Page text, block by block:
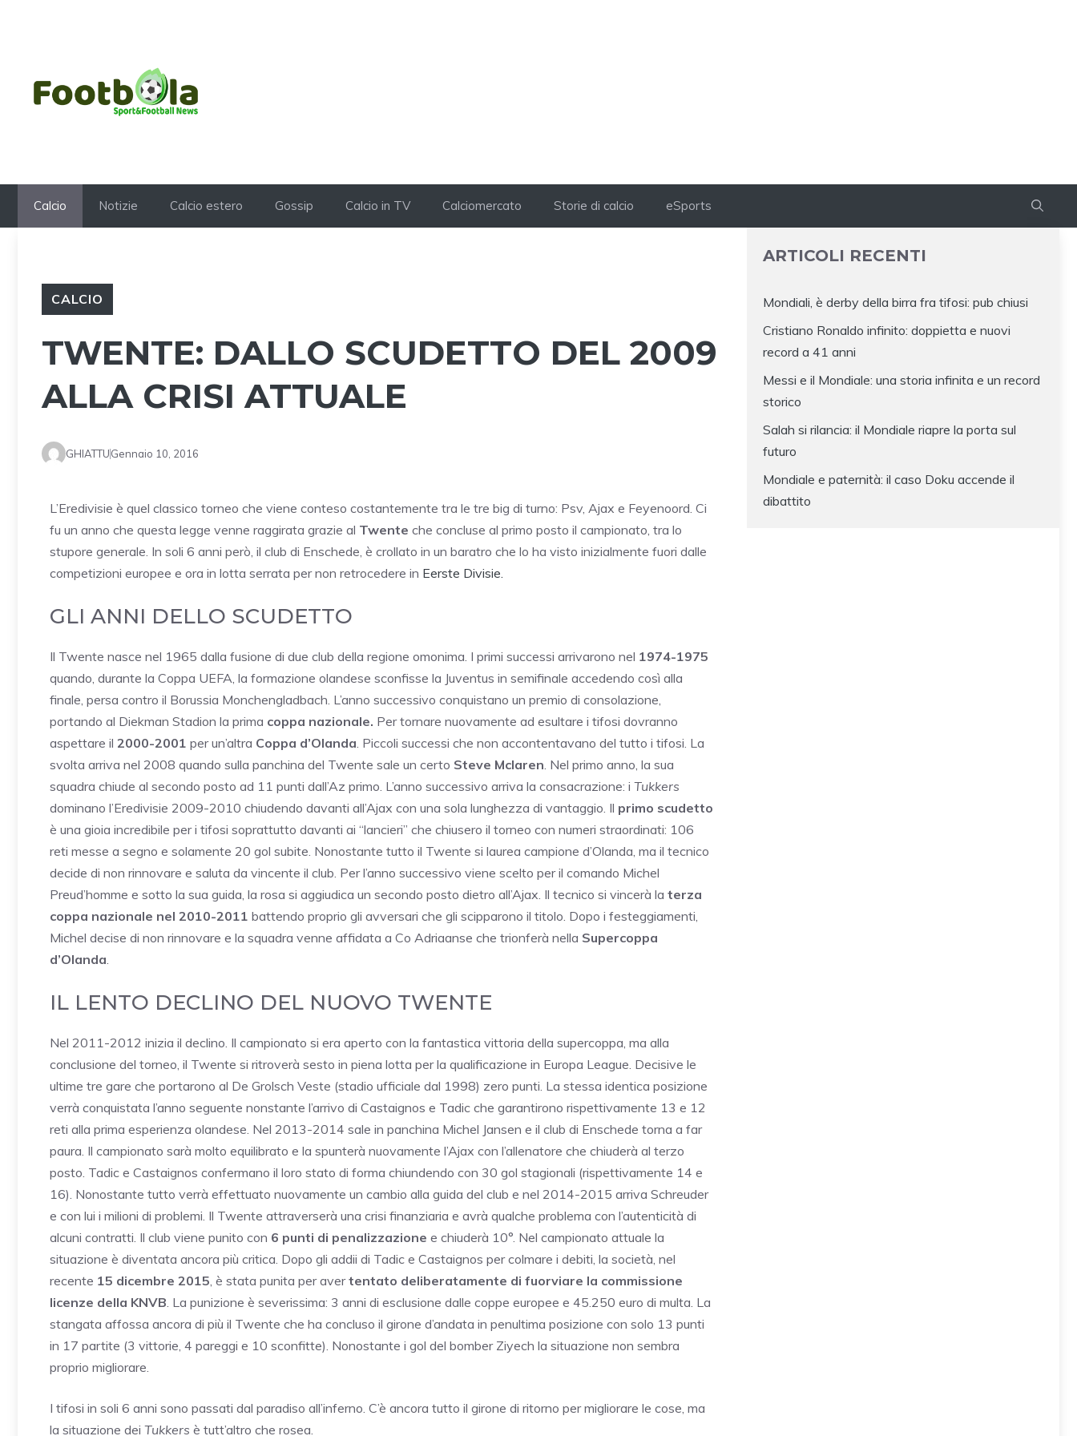
Calcio Notizie Calcio estero Gossip Calcio in TV Calciomercato Storie di calcio eSports
CALCIO
TWENTE: DALLO SCUDETTO DEL 2009
ALLA CRISI ATTUALE
GHIATTUGennaio 10, 2016
L’Eredivisie è quel classico torneo che viene conteso costantemente tra le tre big di turno: Psv, Ajax e Feyenoord. Ci
fu un anno che questa legge venne raggirata grazie al Twente che concluse al primo posto il campionato, tra lo
stupore generale. In soli 6 anni però, il club di Enschede, è crollato in un baratro che lo ha visto inizialmente fuori dalle
competizioni europee e ora in lotta serrata per non retrocedere in Eerste Divisie.
GLI ANNI DELLO SCUDETTO
Il Twente nasce nel 1965 dalla fusione di due club della regione omonima. I primi successi arrivarono nel 1974-1975
quando, durante la Coppa UEFA, la formazione olandese sconfisse la Juventus in semifinale accedendo così alla
finale, persa contro il Borussia Monchengladbach. L’anno successivo conquistano un premio di consolazione,
portando al Diekman Stadion la prima coppa nazionale. Per tornare nuovamente ad esultare i tifosi dovranno
aspettare il 2000-2001 per un’altra Coppa d’Olanda. Piccoli successi che non accontentavano del tutto i tifosi. La
svolta arriva nel 2008 quando sulla panchina del Twente sale un certo Steve Mclaren. Nel primo anno, la sua
squadra chiude al secondo posto ad 11 punti dall’Az primo. L’anno successivo arriva la consacrazione: i Tukkers
dominano l’Eredivisie 2009-2010 chiudendo davanti all’Ajax con una sola lunghezza di vantaggio. Il primo scudetto
è una gioia incredibile per i tifosi soprattutto davanti ai “lancieri” che chiusero il torneo con numeri straordinati: 106
reti messe a segno e solamente 20 gol subite. Nonostante tutto il Twente si laurea campione d’Olanda, ma il tecnico
decide di non rinnovare e saluta da vincente il club. Per l’anno successivo viene scelto per il comando Michel
Preud’homme e sotto la sua guida, la rosa si aggiudica un secondo posto dietro all’Ajax. Il tecnico si vincerà la terza
coppa nazionale nel 2010-2011 battendo proprio gli avversari che gli scipparono il titolo. Dopo i festeggiamenti,
Michel decise di non rinnovare e la squadra venne affidata a Co Adriaanse che trionferà nella Supercoppa
d’Olanda.
IL LENTO DECLINO DEL NUOVO TWENTE
Nel 2011-2012 inizia il declino. Il campionato si era aperto con la fantastica vittoria della supercoppa, ma alla
conclusione del torneo, il Twente si ritroverà sesto in piena lotta per la qualificazione in Europa League. Decisive le
ultime tre gare che portarono al De Grolsch Veste (stadio ufficiale dal 1998) zero punti. La stessa identica posizione
verrà conquistata l’anno seguente nonstante l’arrivo di Castaignos e Tadic che garantirono rispettivamente 13 e 12
reti alla prima esperienza olandese. Nel 2013-2014 sale in panchina Michel Jansen e il club di Enschede torna a far
paura. Il campionato sarà molto equilibrato e la spunterà nuovamente l’Ajax con l’allenatore che chiuderà al terzo
posto. Tadic e Castaignos confermano il loro stato di forma chiundendo con 30 gol stagionali (rispettivamente 14 e
16). Nonostante tutto verrà effettuato nuovamente un cambio alla guida del club e nel 2014-2015 arriva Schreuder
e con lui i milioni di problemi. Il Twente attraverserà una crisi finanziaria e avrà qualche problema con l’autenticità di
alcuni contratti. Il club viene punito con 6 punti di penalizzazione e chiuderà 10°. Nel campionato attuale la
situazione è diventata ancora più critica. Dopo gli addii di Tadic e Castaignos per colmare i debiti, la società, nel
recente 15 dicembre 2015, è stata punita per avertentato deliberatamente di fuorviare la commissione
licenze della KNVB. La punizione è severissima: 3 anni di esclusione dalle coppe europee e 45.250 euro di multa. La
stangata affossa ancora di più il Twente che ha concluso il girone d’andata in penultima posizione con solo 13 punti
in 17 partite (3 vittorie, 4 pareggi e 10 sconfitte). Nonostante i gol del bomber Ziyech la situazione non sembra
proprio migliorare.
I tifosi in soli 6 anni sono passati dal paradiso all’inferno. C’è ancora tutto il girone di ritorno per migliorare le cose, ma
la situazione dei Tukkers è tutt’altro che rosea.
ARTICOLI RECENTI
Mondiali, è derby della birra fra tifosi: pub chiusi
Cristiano Ronaldo infinito: doppietta e nuovi
record a 41 anni
Messi e il Mondiale: una storia infinita e un record
storico
Salah si rilancia: il Mondiale riapre la porta sul
futuro
Mondiale e paternità: il caso Doku accende il
dibattito